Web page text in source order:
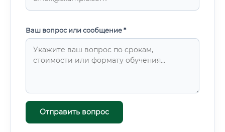
Ваш вопрос или сообщение *
Отправить вопрос